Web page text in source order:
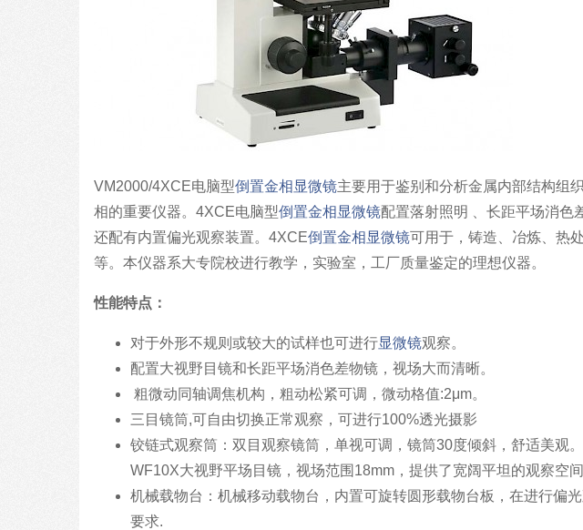
VM2000/4XCE电脑型倒置金相显微镜主要用于鉴别和分析金属内部结构组
相的重要仪器。4XCE电脑型倒置金相显微镜配置落射照明 、长距平场消色
还配有内置偏光观察装置。4XCE倒置金相显微镜可用于，铸造、冶炼、热
等。本仪器系大专院校进行教学，实验室，工厂质量鉴定的理想仪器。
性能特点：
对于外形不规则或较大的试样也可进行显微镜观察。
配置大视野目镜和长距平场消色差物镜，视场大而清晰。
粗微动同轴调焦机构，粗动松紧可调，微动格值:2μm。
三目镜筒,可自由切换正常观察，可进行100%透光摄影
铰链式观察筒：双目观察镜筒，单视可调，镜筒30度倾斜，舒适美观
WF10X大视野平场目镜，视场范围18mm，提供了宽阔平坦的观察空间
机械载物台：机械移动载物台，内置可旋转圆形载物台板，在进行偏
要求.